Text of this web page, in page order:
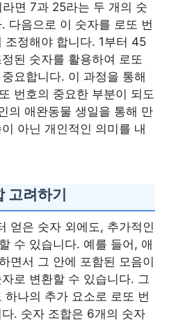
면 7과 25라는 두 개의 숫
다음으로 이 숫자를 로또 번
조정해야 합니다. 1부터 45
된 숫자를 활용하여 로또
요합니다. 이 과정을 통해
번호의 중요한 부분이 되도
의 애완동물 생일을 통해 만
아닌 개인적인 의미를 내
고려하기
얻은 숫자 외에도, 추가적인
수 있습니다. 예를 들어, 애
면서 그 안에 포함된 모음이
로 변환할 수 있습니다. 그
하나의 추가 요소로 로또 번
. 숫자 조합은 6개의 숫자